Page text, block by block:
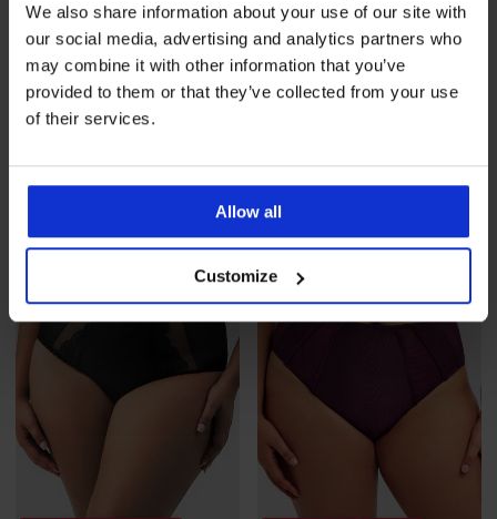
We also share information about your use of our site with
our social media, advertising and analytics partners who
may combine it with other information that you’ve
provided to them or that they’ve collected from your use
of their services.
Allow all
Customize
PREMIUM
Класически бикини Elomi
Kintai с висока талия
4,5